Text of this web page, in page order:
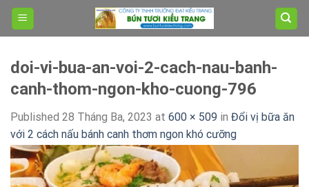
Skip
doi-vi-bua-an-voi-2-cach-nau-banh-
canh-thom-ngon-kho-cuong-796
Published 28 Tháng Ba, 2023 at 600 × 509 in Đổi vị bữa ăn
với 2 cách nấu bánh canh thơm ngon khó cưỡng